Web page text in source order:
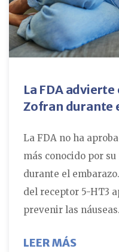
La FDA
Zofran durante
La FDA no ha
más conocido por
durante el
del receptor 5-HT3
prevenir las
LEER MÁSSOBRE